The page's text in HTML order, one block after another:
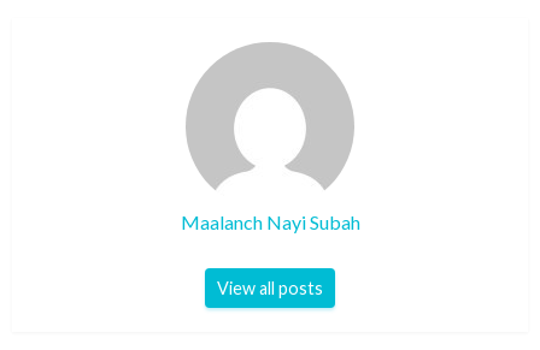
Maalanch Nayi Subah
View all posts